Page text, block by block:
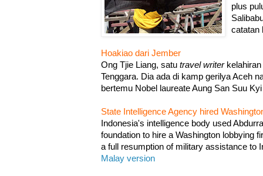
plus
catatan
Hoakiao dari Jember
Ong Tjie Liang, satu travel writerkelahiran
Tenggara. Dia ada di kamp gerilya Aceh
bertemu Nobel laureate Aung San Suu
State Intelligence Agency hired
Indonesia's intelligence body used
foundation to hire a Washington lobbying
a full resumption of military assistance to
Malay version